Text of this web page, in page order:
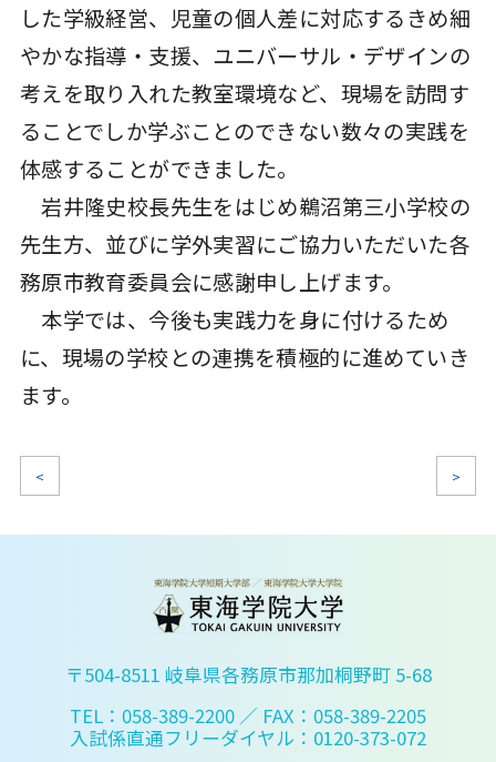
した学級経営、児童の個人差に対応するきめ細
やかな指導・支援、ユニバーサル・デザインの
考えを取り入れた教室環境など、現場を訪問す
ることでしか学ぶことのできない数々の実践を
体感することができました。
岩井隆史校長先生をはじめ鵜沼第三小学校の
先生方、並びに学外実習にご協力いただいた各
務原市教育委員会に感謝申し上げます。
本学では、今後も実践力を身に付けるため
に、現場の学校との連携を積極的に進めていき
ます。
< >
〒504-8511 岐阜県各務原市那加桐野町 5-68
TEL：058-389-2200 ／ FAX：058-389-2205
入試係直通フリーダイヤル：0120-373-072